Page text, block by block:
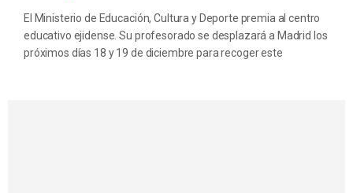
El Ministerio de Educación, Cultura y Deporte premia al centro
educativo ejidense. Su profesorado se desplazará a Madrid los
próximos días 18 y 19 de diciembre para recoger este